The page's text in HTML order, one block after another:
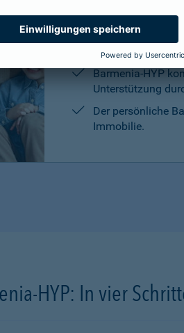
Die Machbarkeit
Die persönliche
Kreditanbietern
Barmenia-HYP
Unterstützung
Der persönliche
Immobilie.
HYP: In vier